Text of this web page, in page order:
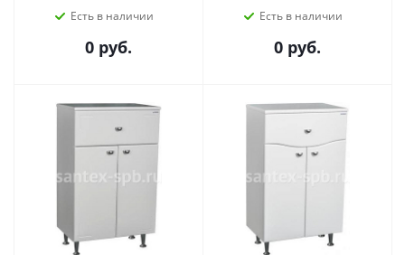
Есть в наличии
0 руб.
Есть в наличии
0 руб.